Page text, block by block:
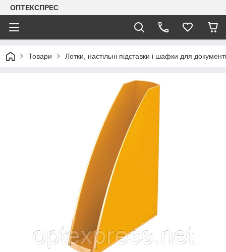
ОПТЕКСПРЕС
Товари Лотки, настільні підставки і шафки для